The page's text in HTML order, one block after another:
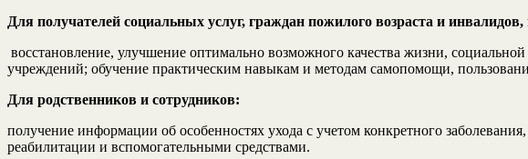
Для получателей социальных услуг, граждан пожилого возраста и
восстановление, улучшение оптимально возможного качества жизни,
учреждений; обучение практическим навыкам и методам самопомощи,
Для родственников и сотрудников:
получение информации об особенностях ухода с учетом конкретного
реабилитации и вспомогательными средствами.